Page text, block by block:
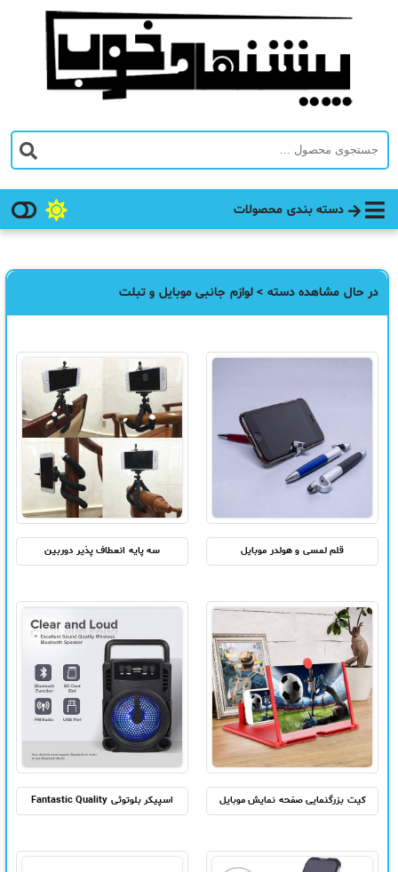
دسته بندی محصولات
در حال مشاهده دسته > لوازم جانبی موبایل و تبلت
قلم لمسی و هولدر موبايل سه پایه انعطاف پذیر دوربین
کیت بزرگنمایی صفحه نمایش موبایل اسپیکر بلوتوثی Fantastic Quality